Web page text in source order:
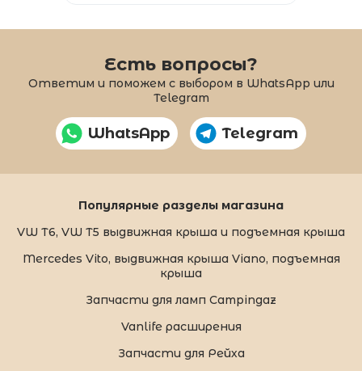
Есть вопросы?
Ответим и поможем с выбором в WhatsApp или
Telegram
WhatsApp Telegram
Популярные разделы магазина
VW T6, VW T5 выдвижная крыша и подъемная крыша
Mercedes Vito, выдвижная крыша Viano, подъемная
крыша
Запчасти для ламп Campingaz
Vanlife расширения
Запчасти для Рейха